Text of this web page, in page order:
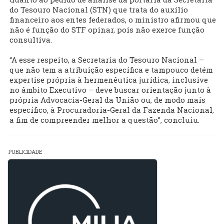
do Tesouro Nacional (STN) que trata do auxílio
financeiro aos entes federados, o ministro afirmou que
não é função do STF opinar, pois não exerce função
consultiva.
“A esse respeito, a Secretaria do Tesouro Nacional –
que não tem a atribuição específica e tampouco detém
expertise própria à hermenêutica jurídica, inclusive
no âmbito Executivo – deve buscar orientação junto à
própria Advocacia-Geral da União ou, de modo mais
específico, à Procuradoria-Geral da Fazenda Nacional,
a fim de compreender melhor a questão”, concluiu.
PUBLICIDADE